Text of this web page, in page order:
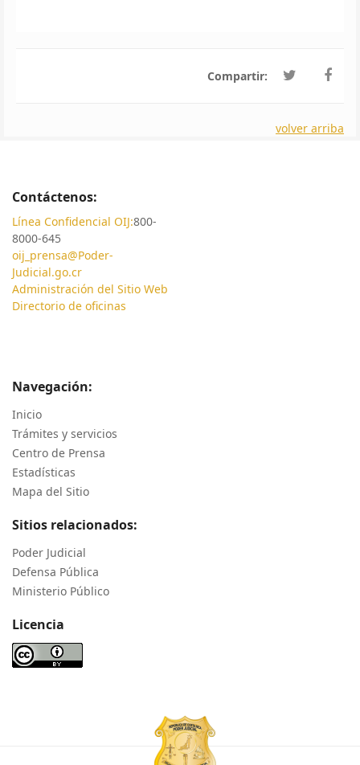
Compartir:
volver arriba
Contáctenos:
Línea Confidencial OIJ:800-
8000-645
oij_prensa@Poder-
Judicial.go.cr
Administración del Sitio Web
Directorio de oficinas
Navegación:
Inicio
Trámites y servicios
Centro de Prensa
Estadísticas
Mapa del Sitio
Sitios relacionados:
Poder Judicial
Defensa Pública
Ministerio Público
Licencia